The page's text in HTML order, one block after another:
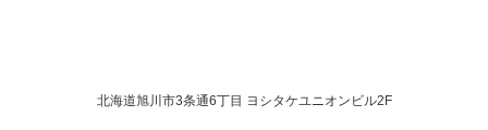
北海道旭川市3条通6丁目 ヨシタケユニオンビル2F